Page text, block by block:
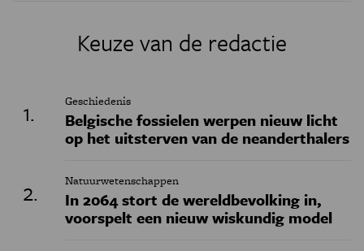
Keuze van de redactie
Geschiedenis
Belgische fossielen werpen nieuw licht
op het uitsterven van de neanderthalers
Natuurwetenschappen
In 2064 stort de wereldbevolking in,
voorspelt een nieuw wiskundig model